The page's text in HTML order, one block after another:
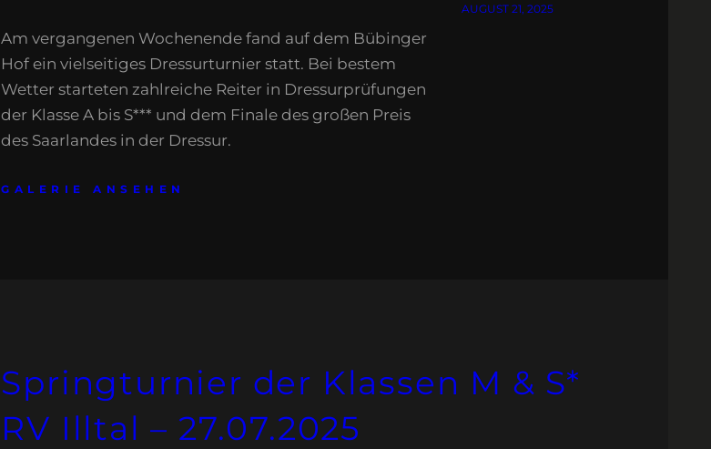
Am vergangenen Wochenende fand auf dem Bübinger
Hof ein vielseitiges Dressurturnier statt. Bei bestem
Wetter starteten zahlreiche Reiter in Dressurprüfungen
der Klasse A bis S*** und dem Finale des großen Preis
des Saarlandes in der Dressur.
GALERIE ANSEHEN
AUGUST 21, 2025
Springturnier der Klassen M & S*
RV Illtal – 27.07.2025